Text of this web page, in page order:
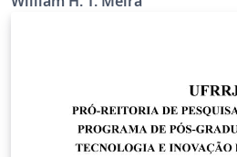
baseada no template de
(disponível em http://
aos requisitos das normas da
Normas Técnicas (ABNT) para